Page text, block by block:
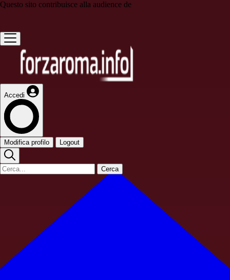
Questo sito contribuisce alla audience de
Accedi
Modifica profilo Logout
Cerca